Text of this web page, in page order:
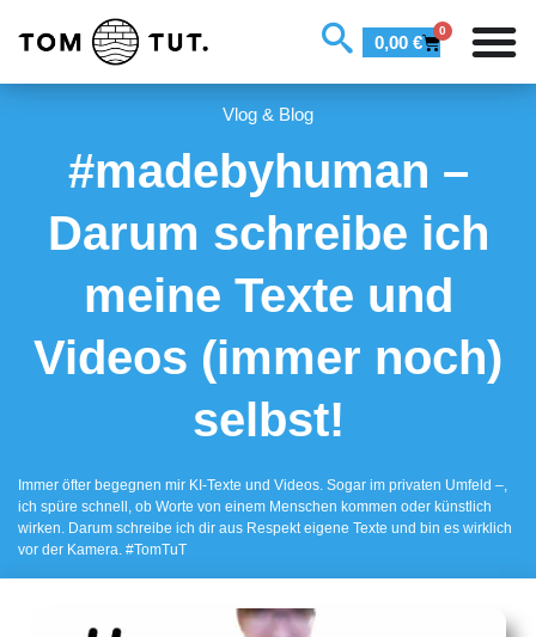
0,00 €
0
Vlog & Blog
#madebyhuman –
Darum schreibe ich
meine Texte und
Videos (immer noch)
selbst!
Immer öfter begegnen mir KI-Texte und Videos. Sogar im privaten Umfeld –,
ich spüre schnell, ob Worte von einem Menschen kommen oder künstlich
wirken. Darum schreibe ich dir aus Respekt eigene Texte und bin es wirklich
vor der Kamera. #TomTuT